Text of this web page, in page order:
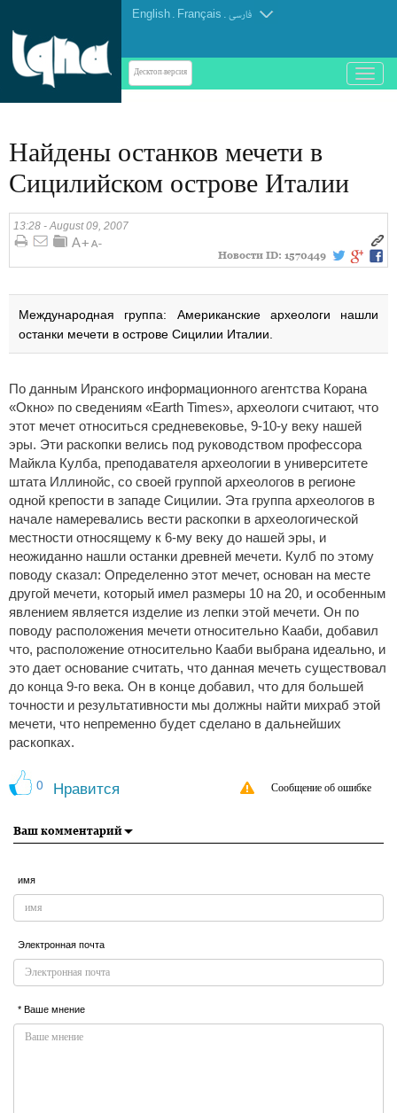
English . Français . فارسی
Десктоп-версия
باز
و
Найдены останков мечети в
Сицилийском острове Италии
13:28 - August 09, 2007
Новости ID: 1570449
Международная группа: Американские археологи нашли
останки мечети в острове Сицилии Италии.
По данным Иранского информационного агентства Корана
«Окно» по сведениям «Earth Times», археологи считают, что
этот мечет относиться средневековье, 9-10-у веку нашей
эры. Эти раскопки велись под руководством профессора
Майкла Кулба, преподавателя археологии в университете
штата Иллинойс, со своей группой археологов в регионе
одной крепости в западе Сицилии. Эта группа археологов в
начале намеревались вести раскопки в археологической
местности относящему к 6-му веку до нашей эры, и
неожиданно нашли останки древней мечети. Кулб по этому
поводу сказал: Определенно этот мечет, основан на месте
другой мечети, который имел размеры 10 на 20, и особенным
явлением является изделие из лепки этой мечети. Он по
поводу расположения мечети относительно Кааби, добавил
что, расположение относительно Кааби выбрана идеально, и
это дает основание считать, что данная мечеть существовал
до конца 9-го века. Он в конце добавил, что для большей
точности и результативности мы должны найти михраб этой
мечети, что непременно будет сделано в дальнейших
раскопках.
0 Нравится Сообщение об ошибке
Ваш комментарий
имя
Электронная почта
* Ваше мнение